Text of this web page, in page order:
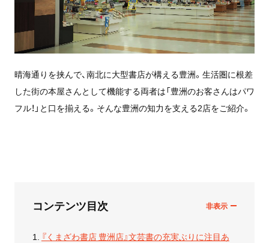
晴海通りを挟んで、南北に大型書店が構える豊洲。生活圏に根差
した街の本屋さんとして機能する両者は「豊洲のお客さんはパワ
フル！」と口を揃える。そんな豊洲の知力を支える2店をご紹介。
コンテンツ目次
『くまざわ書店 豊洲店』文芸書の充実ぶりに注目あ